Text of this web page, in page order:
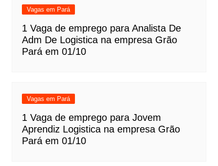
Vagas em Pará
1 Vaga de emprego para Analista De
Adm De Logistica na empresa Grão
Pará em 01/10
Vagas em Pará
1 Vaga de emprego para Jovem
Aprendiz Logistica na empresa Grão
Pará em 01/10